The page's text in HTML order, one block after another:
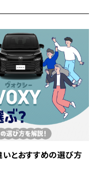
いとおすすめの選び方